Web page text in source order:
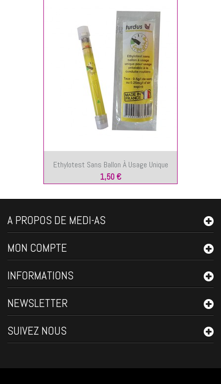
Ethylotest Sans Ballon À Usage Unique
1,50 €
A PROPOS DE MEDI-AS
MON COMPTE
INFORMATIONS
NEWSLETTER
SUIVEZ NOUS